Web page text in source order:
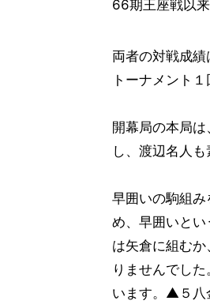
66期王座戦以
両者の対戦成
トーナメント
開幕局の本局
し、渡辺名人も
早囲いの駒組
め、早囲いと
は矢倉に組む
りませんでし
います。▲５八